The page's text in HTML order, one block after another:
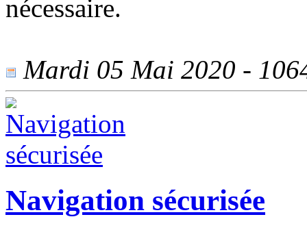
nécessaire.
Mardi 05 Mai 2020 -
Navigation sécurisée